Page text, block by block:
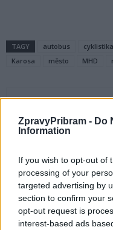
ZpravyPribram - Do
Information
If you wish to opt-out of
processing of your
targeted advertising by
section to confirm your
opt-out request is
interest-based ads
TAGY autobus cyklistika
Karosa
město MHD
Předchozí článek
Policisté a věznice
školáky s nebezpečím